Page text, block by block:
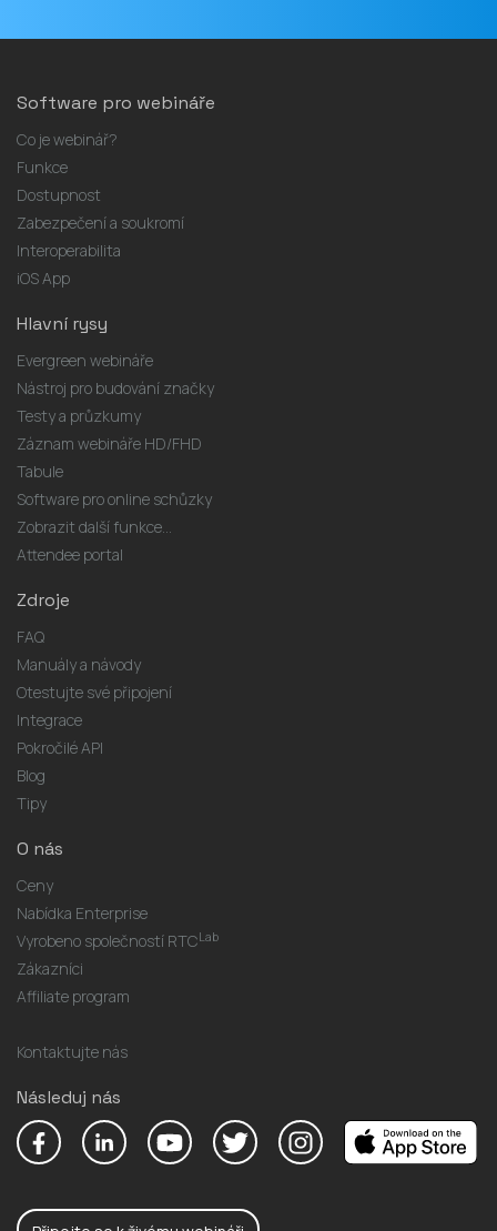
Software pro webináře
Co je webinář?
Funkce
Dostupnost
Zabezpečení a soukromí
Interoperabilita
iOS App
Hlavní rysy
Evergreen webináře
Nástroj pro budování značky
Testy a průzkumy
Záznam webináře HD/FHD
Tabule
Software pro online schůzky
Zobrazit další funkce...
Attendee portal
Zdroje
FAQ
Manuály a návody
Otestujte své připojení
Integrace
Pokročilé API
Blog
Tipy
O nás
Ceny
Nabídka Enterprise
Vyrobeno společností RTCLab
Zákazníci
Affiliate program
Kontaktujte nás
Následuj nás